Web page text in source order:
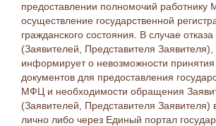
предоставлении полномочий работнику
осуществление государственной
гражданского состояния. В случае
(Заявителей, Представителя
информирует о невозможности
документов для предоставления
МФЦ и необходимости обращения
(Заявителей, Представителя Заявителя)
лично либо через Единый портал